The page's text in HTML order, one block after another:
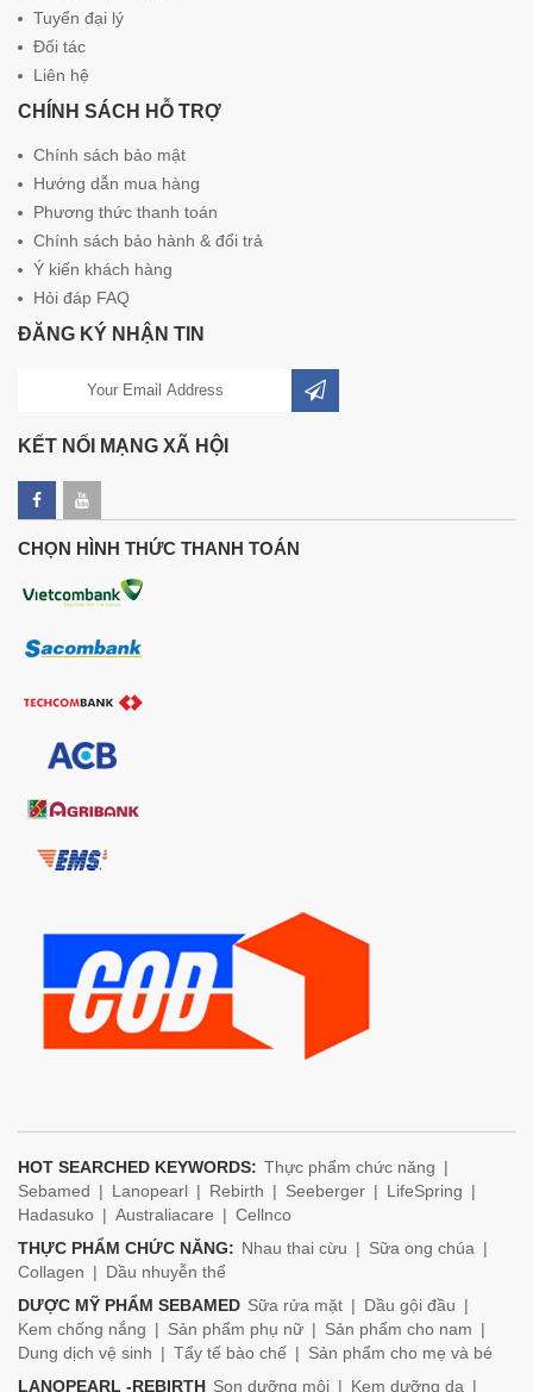
Tuyển đại lý
Đối tác
Liên hệ
CHÍNH SÁCH HỖ TRỢ
Chính sách bảo mật
Hướng dẫn mua hàng
Phương thức thanh toán
Chính sách bảo hành & đổi trả
Ý kiến khách hàng
Hỏi đáp FAQ
ĐĂNG KÝ NHẬN TIN
KẾT NỐI MẠNG XÃ HỘI
CHỌN HÌNH THỨC THANH TOÁN
HOT SEARCHED KEYWORDS: Thực phẩm chức năng
Sebamed
Lanopearl Rebirth Seeberger
LifeSpring
Hadasuko
Australiacare
Cellnco
THỰC PHẨM CHỨC NĂNG: Nhau thai cừu
Sữa ong chúa
Collagen
Dầu nhuyễn thể
DƯỢC MỸ PHẨM SEBAMED Sữa rửa mặt
Dầu gội đầu
Kem chống nắng
Sản phẩm phụ nữ
Sản phẩm cho nam
Dung dịch vệ sinh
Tẩy tế bào chế
Sản phẩm cho mẹ và bé
LANOPEARL -REBIRTH Son dưỡng môi Kem dưỡng da